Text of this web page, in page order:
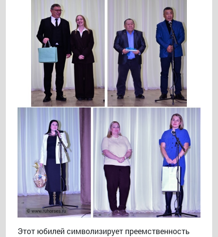
Этот юбилей символизирует преемственность